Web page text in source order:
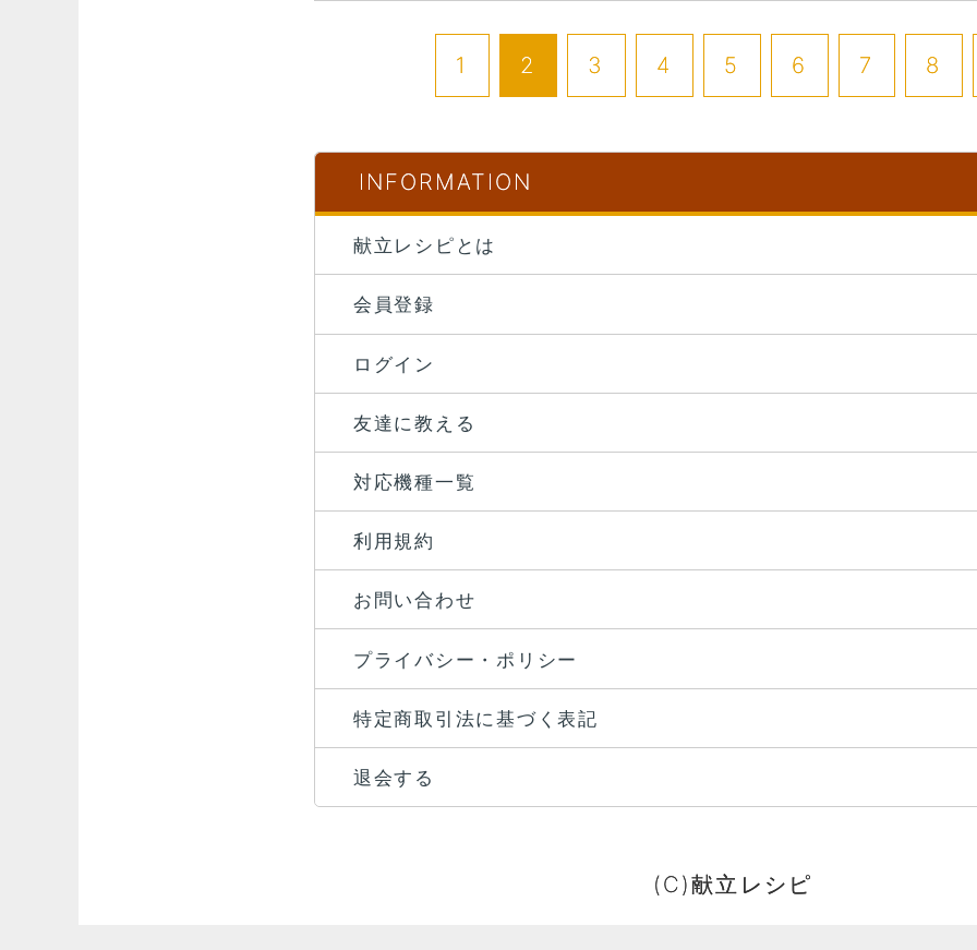
1 2 3 4 5 6 7 8
INFORMATION
献立レシピとは
会員登録
ログイン
友達に教える
対応機種一覧
利用規約
お問い合わせ
プライバシー・ポリシー
特定商取引法に基づく表記
退会する
(C)献立レシピ